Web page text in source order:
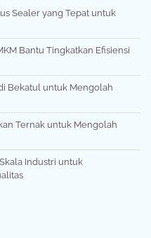
Sealer yang Tepat untuk
Bantu Tingkatkan Efisiensi
Bekatul untuk Mengolah
Ternak untuk Mengolah
Industri untuk